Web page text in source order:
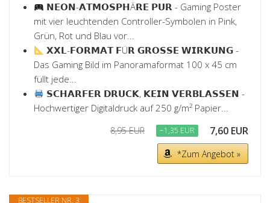
𝗡𝗘𝗢𝗡-𝗔𝗧𝗠𝗢𝗦𝗣𝗛Ä𝗥𝗘 𝗣𝗨𝗥 - Gaming Poster
mit vier leuchtenden Controller-Symbolen in Pink,
Grün, Rot und Blau vor...
𝗫𝗫𝗟-𝗙𝗢𝗥𝗠𝗔𝗧 𝗙Ü𝗥 𝗚𝗥𝗢𝗦𝗦𝗘 𝗪𝗜𝗥𝗞𝗨𝗡𝗚 -
Das Gaming Bild im Panoramaformat 100 x 45 cm
füllt jede...
𝗦𝗖𝗛𝗔𝗥𝗙𝗘𝗥 𝗗𝗥𝗨𝗖𝗞, 𝗞𝗘𝗜𝗡 𝗩𝗘𝗥𝗕𝗟𝗔𝗦𝗦𝗘𝗡 -
Hochwertiger Digitaldruck auf 250 g/m² Papier...
8,95 EUR −1,35 EUR 7,60 EUR
*Zum Angebot »
BESTSELLER NR. 3